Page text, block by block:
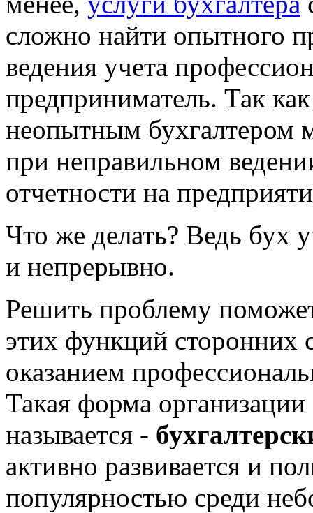
сложно найти опытного
ведения учета
предприниматель. Так
неопытным бухгалтером
при неправильном
отчетности на
Что же делать? Ведь бух
и непрерывно.
Решить проблему
этих функций сторонних
оказанием
Такая форма организации
называется -
активно развивается и
популярностью среди